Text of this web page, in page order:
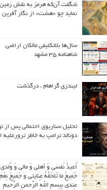
شگفت آن‌که هرمز به نقش زمین
نماید چو «هشت» از نگار آفرین
سال‌ها بلاتکلیفی مالکان اراضی
شاهنامه ۳۵ مشهد
لیندزی گراهام ، درگذشت
تحلیل سناریوی احتمالی پس از
دونالد ترامپ به خاطر ترورعلیه
اُعیذُ نَفسی وَ أهلی وَ مالی وَ
جَمیعَ ما تَلحَقُهُ عِنایتی و جَمیعَ نِعَمِ
عِندی بِبِسمِ اللّهِ الرَّحمنِ الرَّحیمِ